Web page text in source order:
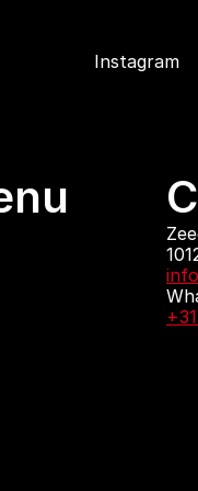
Instagram